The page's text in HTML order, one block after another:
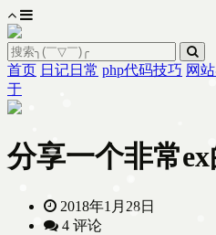
首页 日记日常 php代码技巧 网
于
分享一个非常
2018年1月28日
4 评论